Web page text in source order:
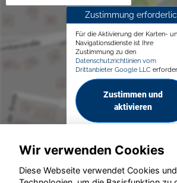
Zustimmung
Für die Aktivierung der Karten-
Navigationsdienste ist Ihre
Zustimmung zu den
Datenschutzrichtlinien vom
Drittanbieter Google LLC
Zustimmen und
aktivieren
Wir verwenden Cookies
Diese Webseite verwendet Cookies